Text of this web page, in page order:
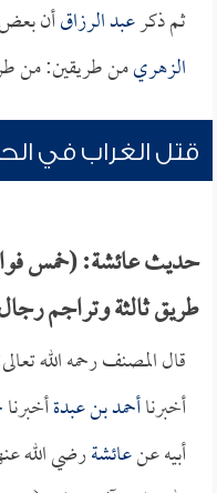
ثم ذكرعبد الرزاقأن
الزهريمن طريقين: من
قتل الغراب في
حديث عائشة: (خمس
طريق ثالثة وتراجم
قال المصنف رحمه الله
أخبرناأحمد بن عبدةأخبرنا
أبيه عنعائشةرضي الله